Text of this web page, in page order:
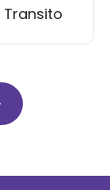
Transito